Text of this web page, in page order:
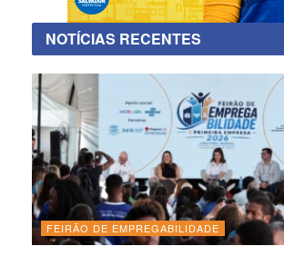
NOTÍCIAS RECENTES
FEIRÃO DE EMPREGABILIDADE